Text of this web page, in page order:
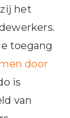
het
toegang
door
is
van